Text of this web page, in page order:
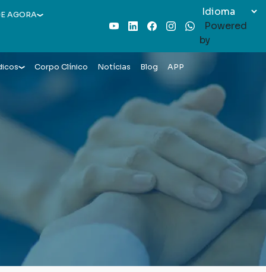
AGORA
YoutubeLinkedInFacebook
InstagramWhatsAppPowered
by
Corpo Clínico Notícias Blog APP